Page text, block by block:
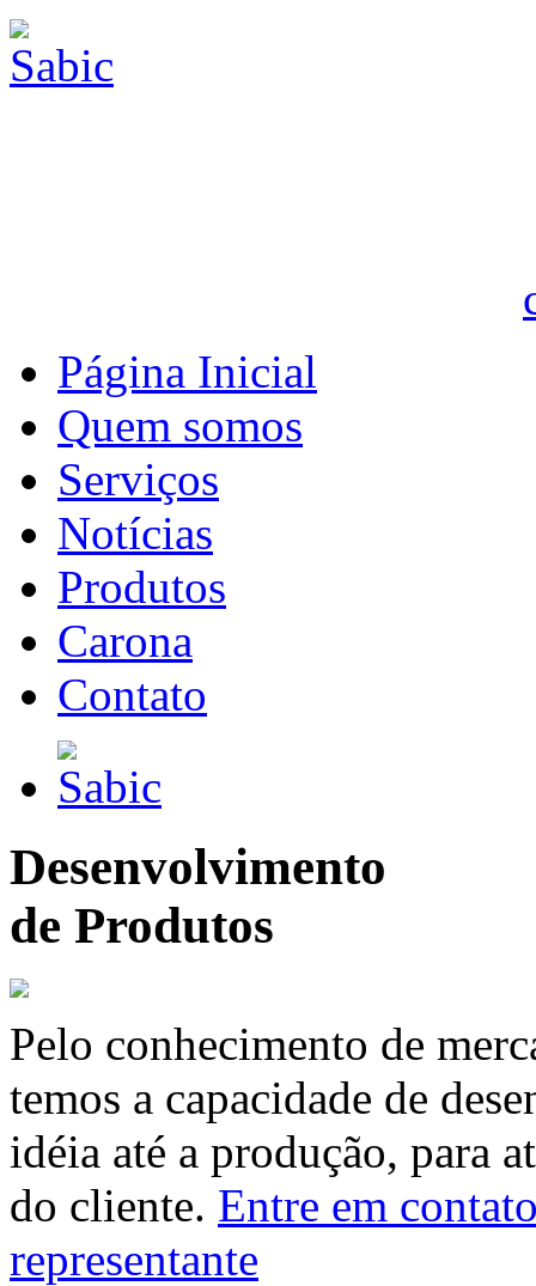
Página Inicial
Quem somos
Serviços
Notícias
Produtos
Carona
Contato
Desenvolvimento
de Produtos
Pelo conhecimento de
temos a capacidade de
idéia até a produção, para
do cliente. Entre em
representante